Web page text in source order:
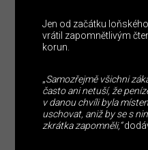
Jen od začátku
vrátil zapomnětlivým
korun.
„Samozřejmě všichni
často ani netuší, že
v danou chvíli byla
uschovat, aniž by se s
zkrátka zapomněli,“